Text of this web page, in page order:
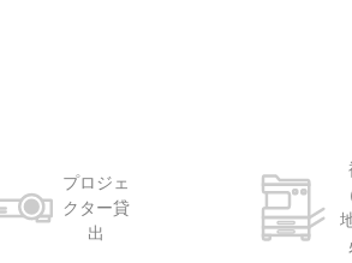
プロジェ
クター貸
出